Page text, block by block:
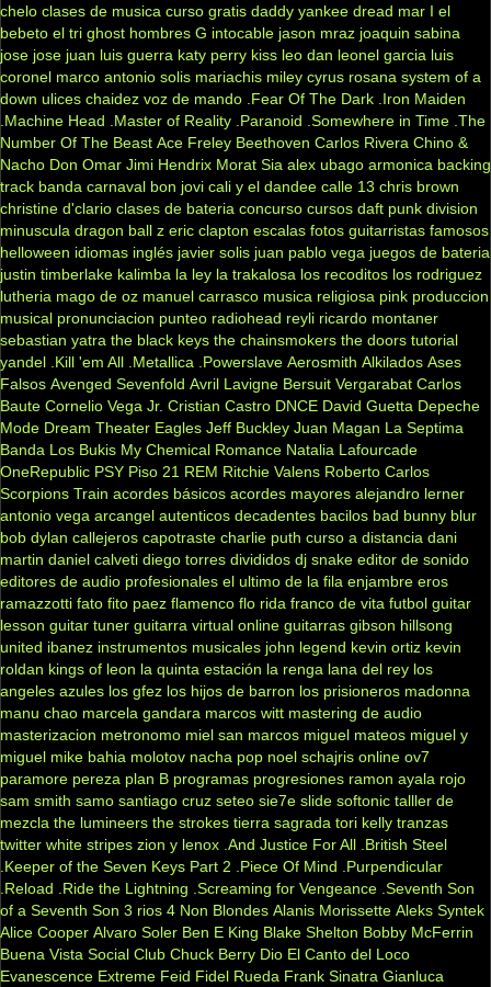
chelo clases de musica curso gratis daddy yankee dread mar I el
bebeto el tri ghost hombres G intocable jason mraz joaquin sabina
jose jose juan luis guerra katy perry kiss leo dan leonel garcia luis
coronel marco antonio solis mariachis miley cyrus rosana system of a
down ulices chaidez voz de mando .Fear Of The Dark .Iron Maiden
.Machine Head
.Master of Reality .Paranoid .Somewhere in Time .The
Number Of The Beast Ace Freley Beethoven Carlos Rivera Chino &
Nacho Don Omar Jimi Hendrix Morat Sia alex ubago armonica backing
track banda carnaval bon jovi cali y el dandee calle 13 chris brown
christine d'clario clases de bateria concurso cursos daft punk division
minuscula dragon ball z eric clapton escalas fotos guitarristas famosos
helloween idiomas inglés javier solis juan pablo vega juegos de bateria
justin timberlake kalimba la ley la trakalosa los recoditos los rodriguez
lutheria mago de oz manuel carrasco musica religiosa pink produccion
musical pronunciacion punteo radiohead reyli ricardo montaner
sebastian yatra the black keys the chainsmokers the doors tutorial
yandel .Kill 'em All .Metallica .Powerslave Aerosmith Alkilados Ases
Falsos Avenged Sevenfold Avril Lavigne Bersuit Vergarabat Carlos
Baute Cornelio Vega Jr. Cristian Castro DNCE David Guetta Depeche
Mode Dream Theater Eagles Jeff Buckley Juan Magan La Septima
Banda Los Bukis My Chemical Romance Natalia Lafourcade
OneRepublic PSY Piso 21 REM Ritchie Valens Roberto Carlos
Scorpions Train acordes básicos acordes mayores alejandro lerner
antonio vega arcangel autenticos decadentes bacilos bad bunny blur
bob dylan callejeros capotraste charlie puth curso a distancia dani
martin daniel calveti diego torres divididos dj snake editor de sonido
editores de audio profesionales el ultimo de la fila enjambre eros
ramazzotti fato fito paez flamenco flo rida franco de vita futbol guitar
lesson guitar tuner guitarra virtual online guitarras gibson hillsong
united ibanez instrumentos musicales john legend kevin ortiz kevin
roldan kings of leon la quinta estación la renga lana del rey los
angeles azules los gfez los hijos de barron los prisioneros madonna
manu chao marcela gandara marcos witt mastering de audio
masterizacion metronomo miel san marcos miguel mateos miguel y
miguel mike bahia molotov nacha pop noel schajris online ov7
paramore pereza plan B programas progresiones ramon ayala rojo
sam smith samo santiago cruz seteo sie7e slide softonic talller de
mezcla the lumineers the strokes tierra sagrada tori kelly tranzas
twitter white stripes zion y lenox .And Justice For All .British Steel
.Keeper of the Seven Keys Part 2
.Piece Of Mind
.Purpendicular
.Reload
.Ride the Lightning .Screaming for Vengeance .Seventh Son
of a Seventh Son 3 rios 4 Non Blondes Alanis Morissette Aleks Syntek
Alice Cooper Alvaro Soler Ben E King Blake Shelton Bobby McFerrin
Buena Vista Social Club Chuck Berry Dio El Canto del Loco
Evanescence Extreme Feid Fidel Rueda Frank Sinatra Gianluca